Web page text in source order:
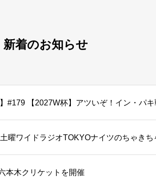
新着のお知らせ
本木クリケットを開催